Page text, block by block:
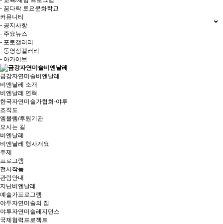
- 꿈다락 토요문화학교
커뮤니티
- 공지사항
- 주요뉴스
- 포토갤러리
- 동영상갤러리
- 아카이브
금강자연미술비엔날레
비엔날레 소개
비엔날레 연혁
한국자연미술가협회-야투
조직도
엠블렘/후원기관
오시는 길
비엔날레
비엔날레 행사개요
주제
프로그램
전시작품
관람안내
지난비엔날레
예술가프로그램
야투자연미술의 집
야투자연미술레지던스
국제협력프로젝트